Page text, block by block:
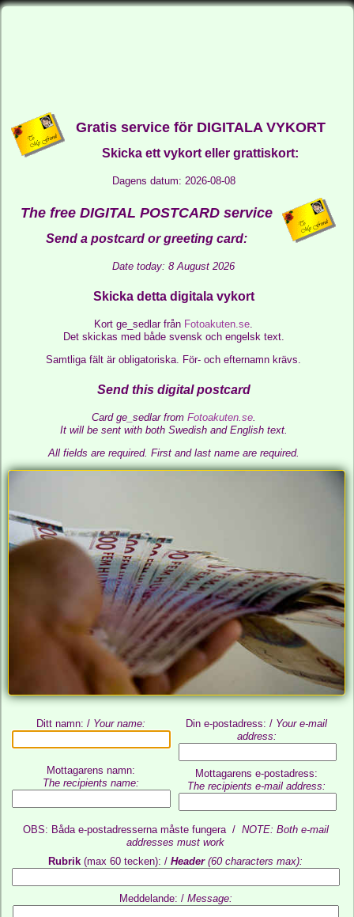
Gratis service för DIGITALA VYKORT
Skicka ett vykort eller grattiskort:
Dagens datum: 2026-08-08
The free DIGITAL POSTCARD service
Send a postcard or greeting card:
Date today: 8 August 2026
Skicka detta digitala vykort
Kort ge_sedlar från Fotoakuten.se.
Det skickas med både svensk och engelsk text.
Samtliga fält är obligatoriska. För- och efternamn krävs.
Send this digital postcard
Card ge_sedlar from Fotoakuten.se.
It will be sent with both Swedish and English text.
All fields are required. First and last name are required.
Ditt namn: / Your name:
Mottagarens namn:
The recipients name:
Din e-postadress: / Your e-mail
address:
Mottagarens e-postadress:
The recipients e-mail address:
OBS: Båda e-postadresserna måste fungera / NOTE: Both e-mail
addresses must work
Rubrik (max 60 tecken): / Header(60 characters max):
Meddelande: / Message: